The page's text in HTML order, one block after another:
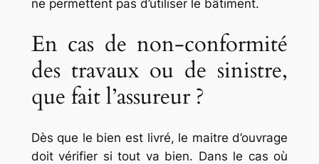
ne permettent pas d’utiliser le bâtiment.
En cas de non-conformité
des travaux ou de sinistre,
que fait l’assureur ?
Dès que le bien est livré, le maitre d’ouvrage
doit vérifier si tout va bien. Dans le cas où